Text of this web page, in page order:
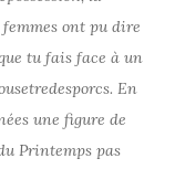
femmes ont pu dire
tu fais face à un
En
une figure de
Printemps pas